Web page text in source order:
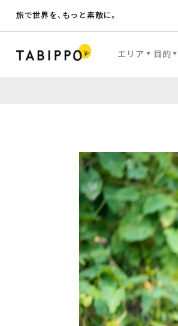
旅で世界を、もっと素敵に。
エリア 目的